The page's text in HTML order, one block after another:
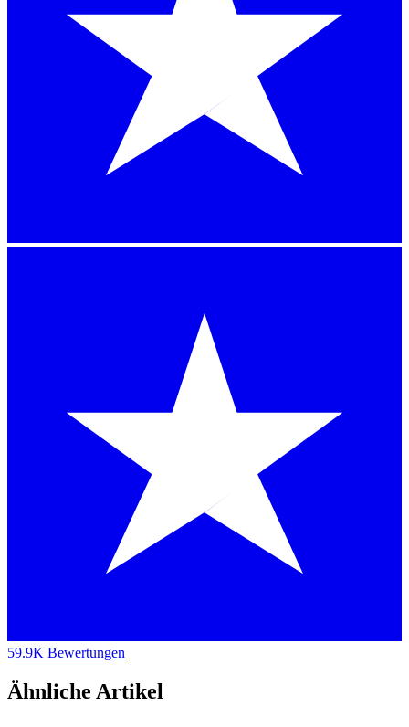
59.9K Bewertungen
Ähnliche Artikel